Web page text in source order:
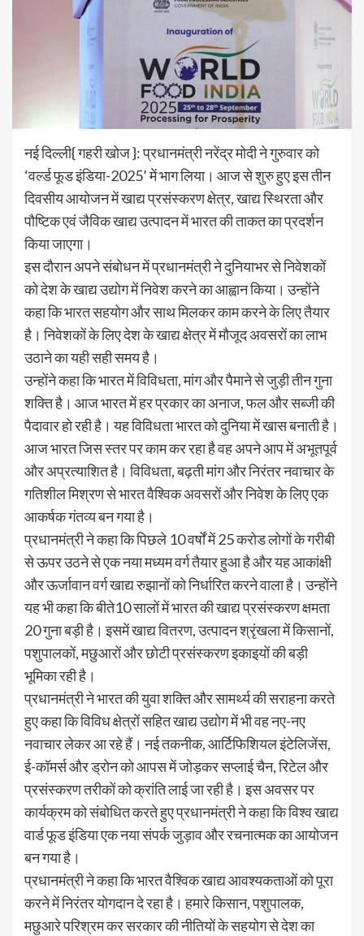
नई दिल्ली{ गहरी खोज }: प्रधानमंत्री नरेंद्र मोदी ने गुरुवार को
‘वर्ल्ड फूड इंडिया-2025’ में भाग लिया। आज से शुरु हुए इस तीन
दिवसीय आयोजन में खाद्य प्रसंस्करण क्षेत्र, खाद्य स्थिरता और
पौष्टिक एवं जैविक खाद्य उत्पादन में भारत की ताकत का प्रदर्शन
किया जाएगा।
इस दौरान अपने संबोधन में प्रधानमंत्री ने दुनियाभर से निवेशकों
को देश के खाद्य उद्योग में निवेश करने का आह्वान किया। उन्होंने
कहा कि भारत सहयोग और साथ मिलकर काम करने के लिए तैयार
है। निवेशकों के लिए देश के खाद्य क्षेत्र में मौजूद अवसरों का लाभ
उठाने का यही सही समय है।
उन्होंने कहा कि भारत में विविधता, मांग और पैमाने से जुड़ी तीन गुना
शक्ति है। आज भारत में हर प्रकार का अनाज, फल और सब्जी की
पैदावार हो रही है। यह विविधता भारत को दुनिया में खास बनाती है।
आज भारत जिस स्तर पर काम कर रहा है वह अपने आप में अभूतपूर्व
और अप्रत्याशित है। विविधता, बढ़ती मांग और निरंतर नवाचार के
गतिशील मिश्रण से भारत वैश्विक अवसरों और निवेश के लिए एक
आकर्षक गंतव्य बन गया है।
प्रधानमंत्री ने कहा कि पिछले 10 वर्षों में 25 करोड लोगों के गरीबी
से ऊपर उठने से एक नया मध्यम वर्ग तैयार हुआ है और यह आकांक्षी
और ऊर्जावान वर्ग खाद्य रुझानों को निर्धारित करने वाला है। उन्होंने
यह भी कहा कि बीते10 सालों में भारत की खाद्य प्रसंस्करण क्षमता
20 गुना बड़ी है। इसमें खाद्य वितरण, उत्पादन श्रृंखला में किसानों,
पशुपालकों, मछुआरों और छोटी प्रसंस्करण इकाइयों की बड़ी
भूमिका रही है।
प्रधानमंत्री ने भारत की युवा शक्ति और सामर्थ्य की सराहना करते
हुए कहा कि विविध क्षेत्रों सहित खाद्य उद्योग में भी वह नए-नए
नवाचार लेकर आ रहे हैं। नई तकनीक, आर्टिफिशियल इंटेलिजेंस,
ई-कॉमर्स और ड्रोन को आपस में जोड़कर सप्लाई चैन, रिटेल और
प्रसंस्करण तरीकों को क्रांति लाई जा रही है। इस अवसर पर
कार्यक्रम को संबोधित करते हुए प्रधानमंत्री ने कहा कि विश्व खाद्य
वार्ड फूड इंडिया एक नया संपर्क जुड़ाव और रचनात्मक का आयोजन
बन गया है।
प्रधानमंत्री ने कहा कि भारत वैश्विक खाद्य आवश्यकताओं को पूरा
करने में निरंतर योगदान दे रहा है। हमारे किसान, पशुपालक,
मछुआरे परिश्रम कर सरकार की नीतियों के सहयोग से देश का